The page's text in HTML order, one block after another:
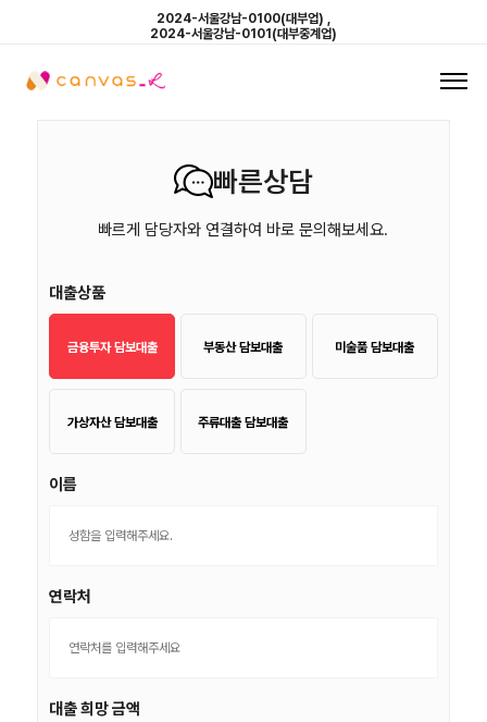
2024-서울강남-0100(대부업) ,
2024-서울강남-0101(대부중계업)
빠른상담
빠르게 담당자와 연결하여 바로 문의해보세요.
대출상품
금융투자 담보대출 부동산 담보대출 미술품 담보대출
가상자산 담보대출 주류대출 담보대출
이름
연락처
대출 희망 금액